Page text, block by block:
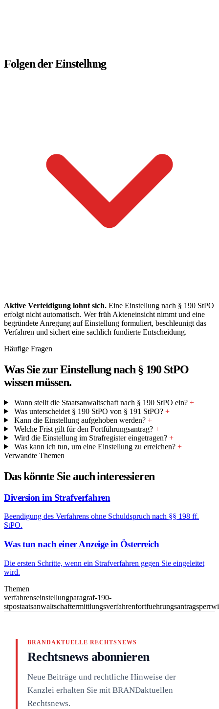
Folgen der Einstellung
Aktive Verteidigung lohnt sich. Eine Einstellung nach § 190 StPO
erfolgt nicht automatisch. Wer früh Akteneinsicht nimmt und eine
begründete Anregung auf Einstellung formuliert, beschleunigt das
Verfahren und sichert eine sachlich fundierte Entscheidung.
Häufige Fragen
Was Sie zur Einstellung nach § 190 StPO
wissen müssen.
Wann stellt die Staatsanwaltschaft nach § 190 StPO ein? +
Was unterscheidet § 190 StPO von § 191 StPO? +
Kann die Einstellung aufgehoben werden? +
Welche Frist gilt für den Fortführungsantrag? +
Wird die Einstellung im Strafregister eingetragen? +
Was kann ich tun, um eine Einstellung zu erreichen? +
Verwandte Themen
Das könnte Sie auch interessieren
Diversion im Strafverfahren
Beendigung des Verfahrens ohne Schuldspruch nach §§ 198 ff.
StPO.
Was tun nach einer Anzeige in Österreich
Die ersten Schritte, wenn ein Strafverfahren gegen Sie eingeleitet
wird.
Themen
verfahrenseinstellungparagraf-190-
stpostaatsanwaltschaftermittlungsverfahrenfortfuehrungsantrag
BRANDAKTUELLE RECHTSNEWS
Rechtsnews abonnieren
Neue Beiträge und rechtliche Hinweise der
Kanzlei erhalten Sie mit BRANDaktuellen
Rechtsnews.